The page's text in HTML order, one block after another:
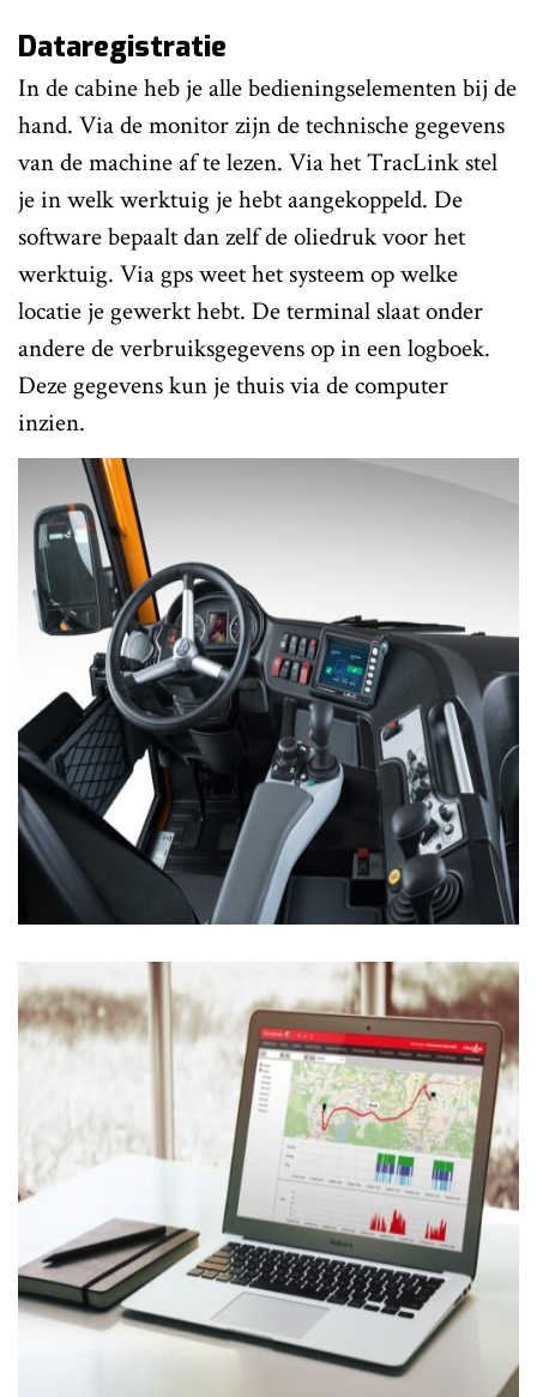
Dataregistratie
In de cabine heb je alle bedieningselementen bij de
hand. Via de monitor zijn de technische gegevens
van de machine af te lezen. Via het TracLink stel
je in welk werktuig je hebt aangekoppeld. De
software bepaalt dan zelf de oliedruk voor het
werktuig. Via gps weet het systeem op welke
locatie je gewerkt hebt. De terminal slaat onder
andere de verbruiksgegevens op in een logboek.
Deze gegevens kun je thuis via de computer
inzien.